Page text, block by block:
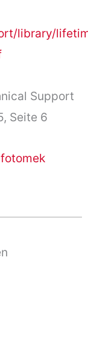
library/
Support
Seite 6
fotomek